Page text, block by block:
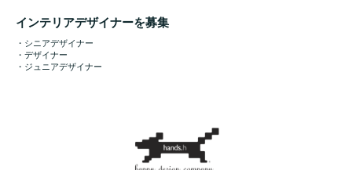
インテリアデザイナーを募集
・シニアデザイナー
・デザイナー
・ジュニアデザイナー